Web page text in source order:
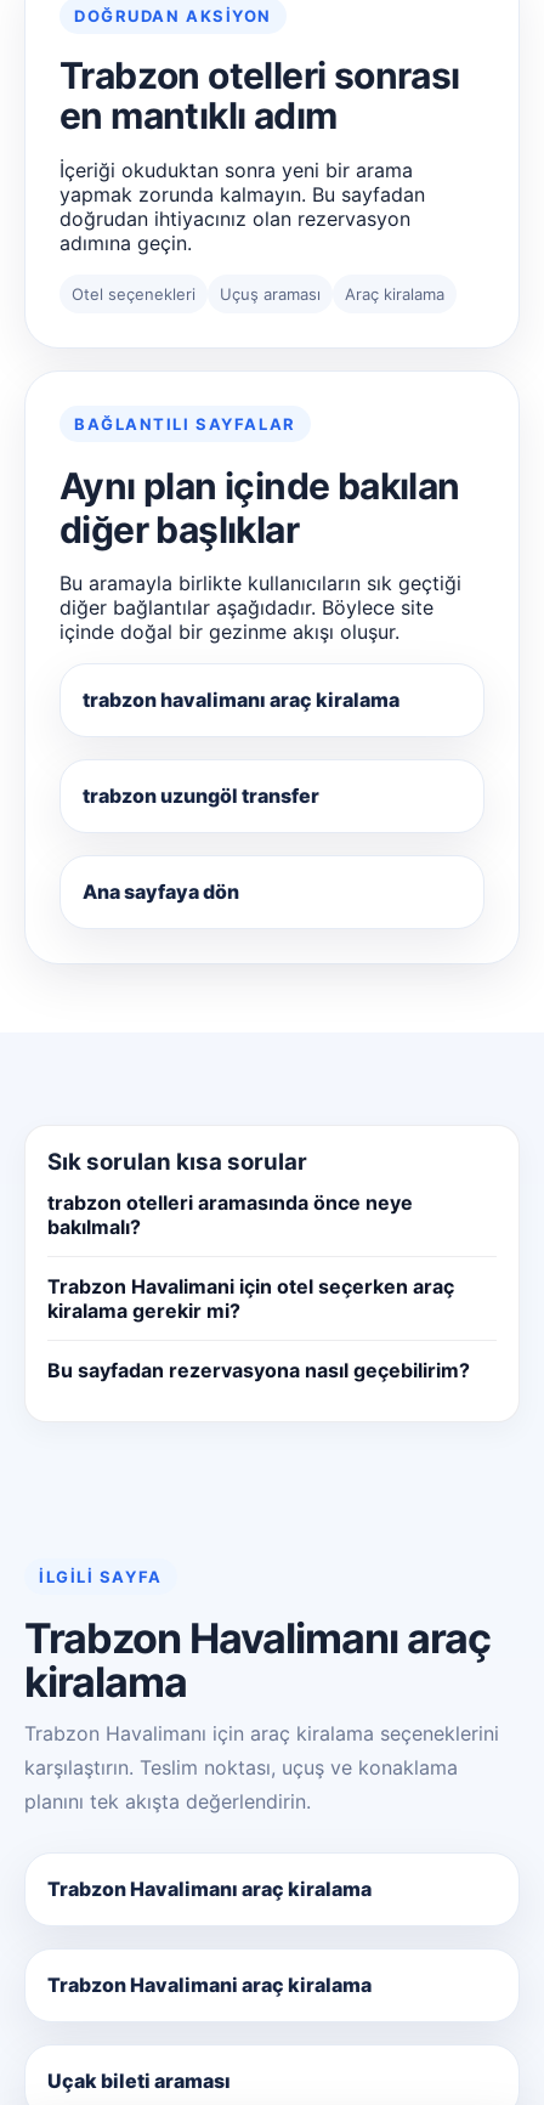
DOĞRUDAN AKSIYON
Trabzon otelleri sonrası
en mantıklı adım
İçeriği okuduktan sonra yeni bir arama
yapmak zorunda kalmayın. Bu sayfadan
doğrudan ihtiyacınız olan rezervasyon
adımına geçin.
Otel seçenekleri Uçuş araması Araç kiralama
BAĞLANTILI SAYFALAR
Aynı plan içinde bakılan
diğer başlıklar
Bu aramayla birlikte kullanıcıların sık geçtiği
diğer bağlantılar aşağıdadır. Böylece site
içinde doğal bir gezinme akışı oluşur.
trabzon havalimanı araç kiralama
trabzon uzungöl transfer
Ana sayfaya dön
Sık sorulan kısa sorular
trabzon otelleri aramasında önce neye
bakılmalı?
Trabzon Havalimani için otel seçerken araç
kiralama gerekir mi?
Bu sayfadan rezervasyona nasıl geçebilirim?
İLGILI SAYFA
Trabzon Havalimanı araç
kiralama
Trabzon Havalimanı için araç kiralama seçeneklerini
karşılaştırın. Teslim noktası, uçuş ve konaklama
planını tek akışta değerlendirin.
Trabzon Havalimanı araç kiralama
Trabzon Havalimani araç kiralama
Uçak bileti araması